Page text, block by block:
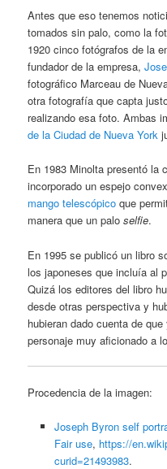
Antes que eso tenemos
tomados sin palo, como la
1920 cinco fotógrafos de la
fundador de la empresa,
fotográfico Marceau de
otra fotografía que capta
realizando esa foto. Ambas
de la Ciudad de Nueva York
En 1983 Minolta presentó la
incorporado un espejo
mango telescópico que
manera que un paloselfie.
En 1995 se publicó un libro
los japoneses que incluía al
Quizá los editores del libro
desde otras perspectiva y
hubieran dado cuenta de
personaje muy aficionado a
Procedencia de la imagen:
Joseph Byron self
Fair use, https://
curid=21493983.